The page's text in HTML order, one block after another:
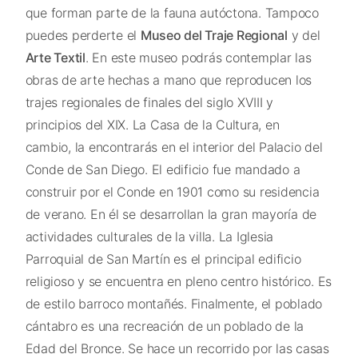
que forman parte de la fauna autóctona. Tampoco
puedes perderte el Museo del Traje Regional y del
Arte Textil. En este museo podrás contemplar las
obras de arte hechas a mano que reproducen los
trajes regionales de finales del siglo XVIII y
principios del XIX. La Casa de la Cultura, en
cambio, la encontrarás en el interior del Palacio del
Conde de San Diego. El edificio fue mandado a
construir por el Conde en 1901 como su residencia
de verano. En él se desarrollan la gran mayoría de
actividades culturales de la villa. La Iglesia
Parroquial de San Martín es el principal edificio
religioso y se encuentra en pleno centro histórico. Es
de estilo barroco montañés. Finalmente, el poblado
cántabro es una recreación de un poblado de la
Edad del Bronce. Se hace un recorrido por las casas